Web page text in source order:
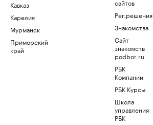
Кавказ
Карелия
Мурманск
Приморский
край
сайтов
Рег.решения
Знакомства
Сайт
знакомств
podbor.ru
РБК
Компании
РБК Курсы
Школа
управления
РБК